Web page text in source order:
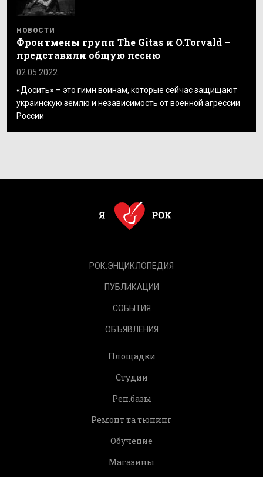
НОВОСТИ
Фронтмены групп The Gitas и O.Torvald –
представили общую песню
02.05.2022
«Досить» – это гимн воинам, которые сейчас защищают
украинскую землю и независимость от военной агрессии
России
РОК.ЭНЦИКЛОПЕДИЯ
ПУБЛИКАЦИИ
СОБЫТИЯ
ОБЪЯВЛЕНИЯ
Площадки
Студии
Реп.базы
Ремонт та тюнинг
Обучение
Магазины